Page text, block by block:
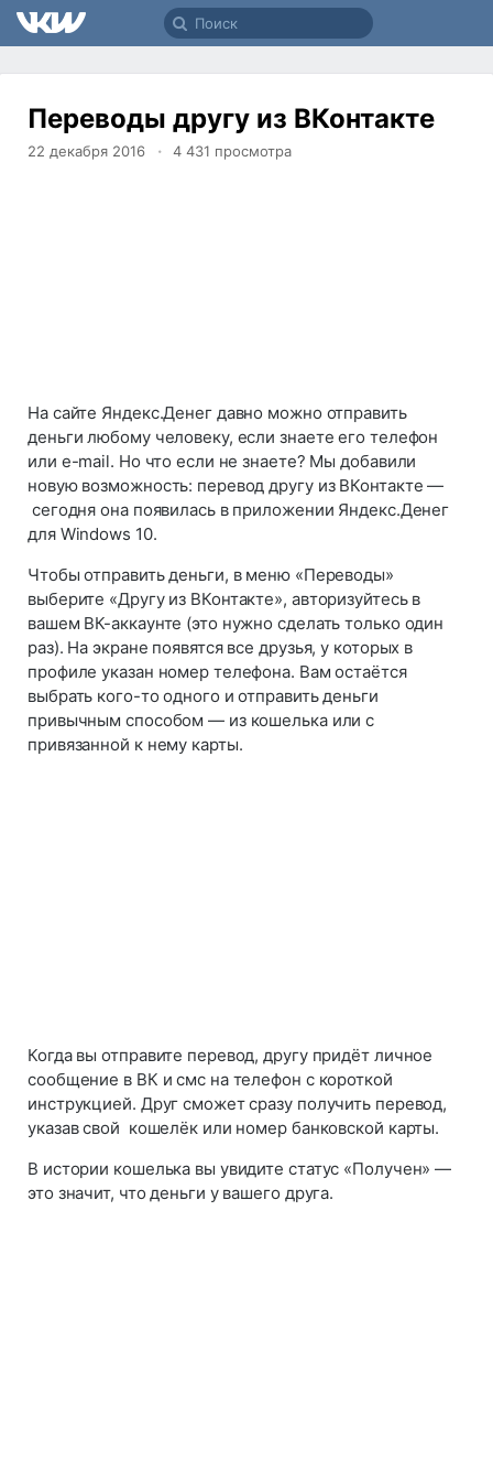
Переводы другу из ВКонтакте
22 декабря 2016 4 431 просмотра
На сайте Яндекс.Денег давно можно отправить
деньги любому человеку, если знаете его телефон
или e-mail. Но что если не знаете? Мы добавили
новую возможность: перевод другу из ВКонтакте —
сегодня она появилась в приложении Яндекс.Денег
для Windows 10.
Чтобы отправить деньги, в меню «Переводы»
выберите «Другу из ВКонтакте», авторизуйтесь в
вашем ВК-аккаунте (это нужно сделать только один
раз). На экране появятся все друзья, у которых в
профиле указан номер телефона. Вам остаётся
выбрать кого-то одного и отправить деньги
привычным способом — из кошелька или с
привязанной к нему карты.
Когда вы отправите перевод, другу придёт личное
сообщение в ВК и смс на телефон с короткой
инструкцией. Друг сможет сразу получить перевод,
указав свой кошелёк или номер банковской карты.
В истории кошелька вы увидите статус «Получен» —
это значит, что деньги у вашего друга.